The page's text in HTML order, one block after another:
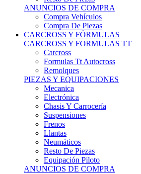
Compra Vehículos
Compra De Piezas
CARCROSS Y FÓRMULAS
CARCROSS Y FORMULAS TT
Carcross
Formulas Tt Autocross
Remolques
PIEZAS Y EQUIPACIONES
Mecanica
Electrónica
Chasis Y Carrocería
Suspensiones
Frenos
Llantas
Neumáticos
Resto De Piezas
Equipación Piloto
ANUNCIOS DE COMPRA
Compra De Cc Y Tt